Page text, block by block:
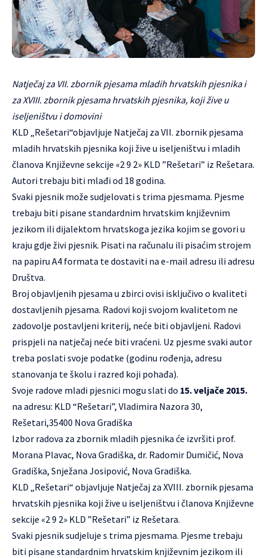
Natječaj za VII. zbornik pjesama mladih hrvatskih pjesnika i
za XVIII. zbornik pjesama hrvatskih pjesnika, koji žive u
iseljeništvu i domovini
KLD „Rešetari“objavljuje Natječaj za VII. zbornik pjesama
mladih hrvatskih pjesnika koji žive u iseljeništvu i mladih
članova Književne sekcije «2 9 2» KLD ”Rešetari” iz Rešetara.
Autori trebaju biti mlađi od 18 godina.
Svaki pjesnik može sudjelovati s trima pjesmama. Pjesme
trebaju biti pisane standardnim hrvatskim književnim
jezikom ili dijalektom hrvatskoga jezika kojim se govori u
kraju gdje živi pjesnik. Pisati na računalu ili pisaćim strojem
na papiru A4 formata te dostaviti na e-mail adresu ili adresu
Društva.
Broj objavljenih pjesama u zbirci ovisi isključivo o kvaliteti
dostavljenih pjesama. Radovi koji svojom kvalitetom ne
zadovolje postavljeni kriterij, neće biti objavljeni. Radovi
prispjeli na natječaj neće biti vraćeni. Uz pjesme svaki autor
treba poslati svoje podatke (godinu rođenja, adresu
stanovanja te školu i razred koji pohađa).
Svoje radove mladi pjesnici mogu slati do 15. veljače 2015.
na adresu: KLD “Rešetari”, Vladimira Nazora 30,
Rešetari,35400 Nova Gradiška
Izbor radova za zbornik mladih pjesnika će izvršiti prof.
Morana Plavac, Nova Gradiška, dr. Radomir Dumičić, Nova
Gradiška, Snježana Josipović, Nova Gradiška.
KLD „Rešetari“ objavljuje Natječaj za XVIII. zbornik pjesama
hrvatskih pjesnika koji žive u iseljeništvu i članova Književne
sekcije «2 9 2» KLD ”Rešetari” iz Rešetara.
Svaki pjesnik sudjeluje s trima pjesmama. Pjesme trebaju
biti pisane standardnim hrvatskim književnim jezikom ili